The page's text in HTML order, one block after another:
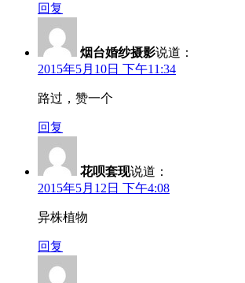
回复
烟台婚纱摄影说道：
2015年5月10日 下午11:34
路过，赞一个
回复
花呗套现说道：
2015年5月12日 下午4:08
异株植物
回复